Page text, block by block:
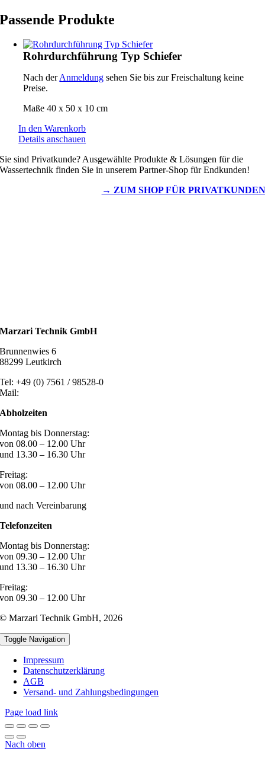
Passende Produkte
Rohrdurchführung Typ Schiefer
Nach derAnmeldung sehen Sie bis zur Freischaltung keine
Preise.
Maße 40 x 50 x 10 cm
In den Warenkorb
Details anschauen
Sie sind Privatkunde? Ausgewählte Produkte & Lösungen für die
Wassertechnik finden Sie in unserem Partner-Shop für Endkunden!
→ ZUM SHOP FÜR PRIVATKUNDEN
Marzari Technik GmbH
Brunnenwies 6
88299 Leutkirch
Tel: +49 (0) 7561 / 98528-0
Mail:
Abholzeiten
Montag bis Donnerstag:
von 08.00 – 12.00 Uhr
und 13.30 – 16.30 Uhr
Freitag:
von 08.00 – 12.00 Uhr
und nach Vereinbarung
Telefonzeiten
Montag bis Donnerstag:
von 09.30 – 12.00 Uhr
und 13.30 – 16.30 Uhr
Freitag:
von 09.30 – 12.00 Uhr
© Marzari Technik GmbH,2026
Toggle Navigation
Impressum
Datenschutzerklärung
AGB
Versand- und Zahlungsbedingungen
Page load link
Nach oben